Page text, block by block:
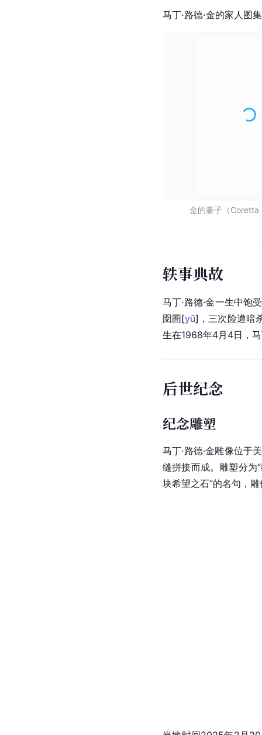
马丁·路德·金的家人图集
金的妻子（
轶事典故
马丁·路德·金一生中饱
囹圄[yǔ] ，三次险遭
生在1968年4月4日，马
后世纪念
纪念雕塑
马丁·路德·金雕像位于
缝拼接而成。雕塑分为
块希望之石”的名句，